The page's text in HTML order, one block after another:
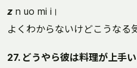
z n uo mi i।
よくわからないけどこうなる
27. どうやら彼は料理が上手い